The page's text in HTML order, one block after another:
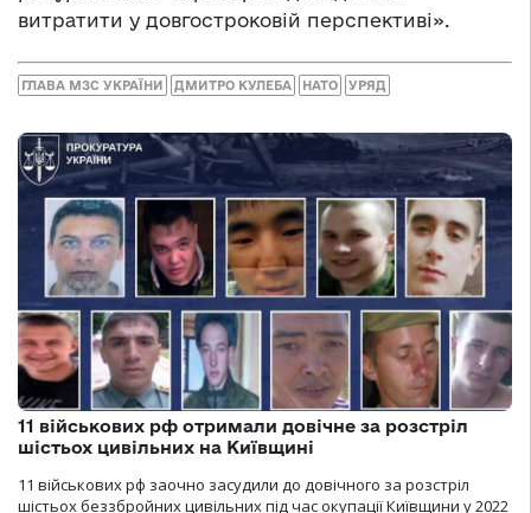
витратити у довгостроковій перспективі».
ГЛАВА МЗС УКРАЇНИ ДМИТРО КУЛЕБА НАТО УРЯД
11 військових рф отримали довічне за розстріл
шістьох цивільних на Київщині
11 військових рф заочно засудили до довічного за розстріл
шістьох беззбройних цивільних під час окупації Київщини у 2022